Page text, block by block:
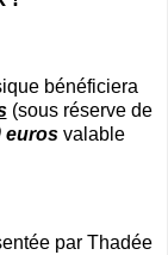
bénéficiera
(sous réserve de
euros valable
par Thadée